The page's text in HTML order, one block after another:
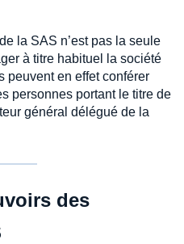
la SAS n’est pas la seule
à titre habituel la société
peuvent en effet conférer
personnes portant le titre de
général délégué de la
des